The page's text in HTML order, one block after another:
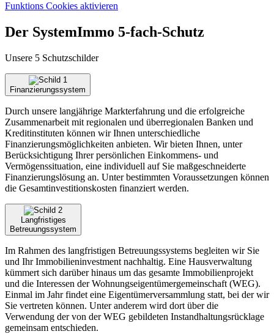
Funktions Cookies aktivieren
Der SystemImmo 5-fach-Schutz
Unsere 5 Schutzschilder
Finanzierungssystem
Durch unsere langjährige Markterfahrung und die erfolgreiche
Zusammenarbeit mit regionalen und überregionalen Banken und
Kreditinstituten können wir Ihnen unterschiedliche
Finanzierungsmöglichkeiten anbieten. Wir bieten Ihnen, unter
Berücksichtigung Ihrer persönlichen Einkommens- und
Vermögenssituation, eine individuell auf Sie maßgeschneiderte
Finanzierungslösung an. Unter bestimmten Voraussetzungen können
die Gesamtinvestitionskosten finanziert werden.
Langfristiges
Betreuungssystem
Im Rahmen des langfristigen Betreuungssystems begleiten wir Sie
und Ihr Immobilieninvestment nachhaltig. Eine Hausverwaltung
kümmert sich darüber hinaus um das gesamte Immobilienprojekt
und die Interessen der Wohnungseigentümergemeinschaft (WEG).
Einmal im Jahr findet eine Eigentümerversammlung statt, bei der wir
Sie vertreten können. Unter anderem wird dort über die
Verwendung der von der WEG gebildeten Instandhaltungsrücklage
gemeinsam entschieden.